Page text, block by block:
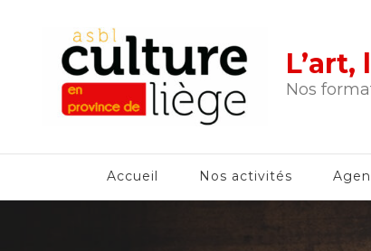
Nos
Accueil Nos activités